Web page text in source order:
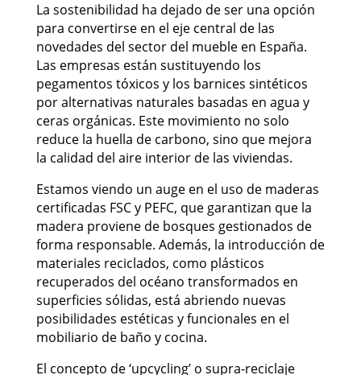
La sostenibilidad ha dejado de ser una opción
para convertirse en el eje central de las
novedades del sector del mueble en España.
Las empresas están sustituyendo los
pegamentos tóxicos y los barnices sintéticos
por alternativas naturales basadas en agua y
ceras orgánicas. Este movimiento no solo
reduce la huella de carbono, sino que mejora
la calidad del aire interior de las viviendas.
Estamos viendo un auge en el uso de maderas
certificadas FSC y PEFC, que garantizan que la
madera proviene de bosques gestionados de
forma responsable. Además, la introducción de
materiales reciclados, como plásticos
recuperados del océano transformados en
superficies sólidas, está abriendo nuevas
posibilidades estéticas y funcionales en el
mobiliario de baño y cocina.
El concepto de ‘upcycling’ o supra-reciclaje